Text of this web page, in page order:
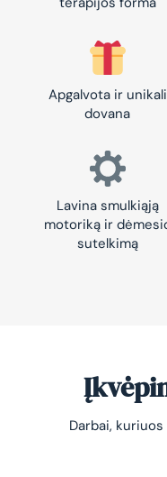
Apgalvota ir unikali
dovana
Lavina smulkiąją
motoriką ir
sutelkimą
Darbai,